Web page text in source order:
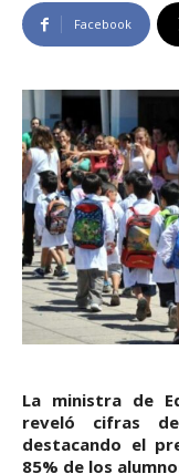
Facebook
La ministra de
reveló cifras
destacando el
85% de los